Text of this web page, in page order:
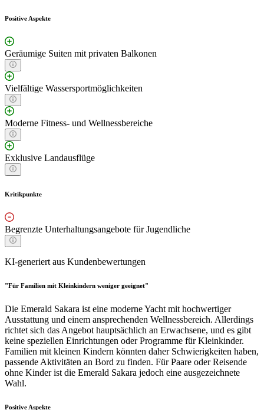
Positive Aspekte
Geräumige Suiten mit privaten Balkonen
Vielfältige Wassersportmöglichkeiten
Moderne Fitness- und Wellnessbereiche
Exklusive Landausflüge
Kritikpunkte
Begrenzte Unterhaltungsangebote für Jugendliche
KI-generiert aus Kundenbewertungen
"Für Familien mit Kleinkindern weniger geeignet"
Die Emerald Sakara ist eine moderne Yacht mit hochwertiger
Ausstattung und einem ansprechenden Wellnessbereich. Allerdings
richtet sich das Angebot hauptsächlich an Erwachsene, und es gibt
keine speziellen Einrichtungen oder Programme für Kleinkinder.
Familien mit kleinen Kindern könnten daher Schwierigkeiten haben,
passende Aktivitäten an Bord zu finden. Für Paare oder Reisende
ohne Kinder ist die Emerald Sakara jedoch eine ausgezeichnete
Wahl.
Positive Aspekte